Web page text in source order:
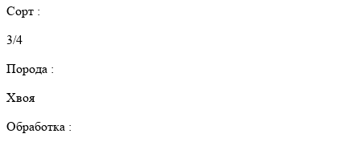
Сорт :
3/4
Порода :
Хвоя
Обработка :